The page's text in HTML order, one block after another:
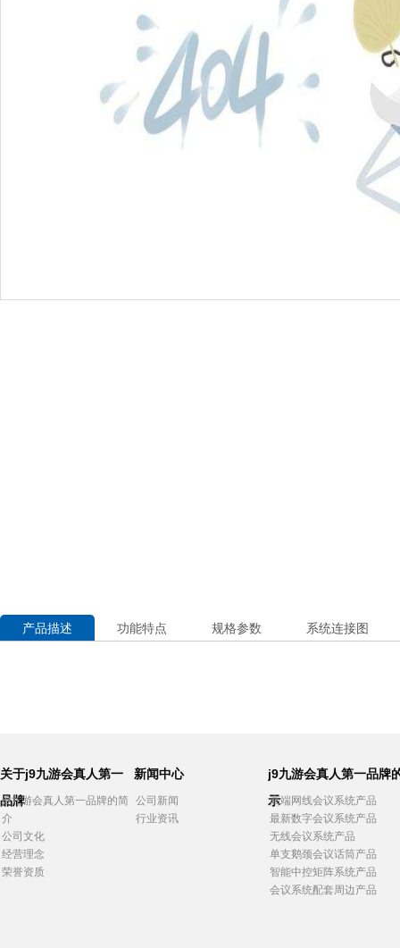
产品描述 功能特点 规格参数 系统连接图
关于j9九游会真人第一
品牌
j9九游会真人第一品牌的简
介
公司文化
经营理念
荣誉资质
新闻中心
公司新闻
行业资讯
j9九游会真人第一品牌
示
高端网线会议系统产品
最新数字会议系统产品
无线会议系统产品
单支鹅颈会议话筒产品
智能中控矩阵系统产品
会议系统配套周边产品